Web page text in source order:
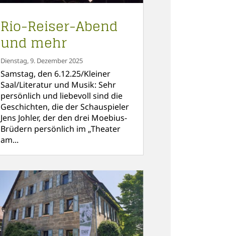
Rio-Reiser-Abend
und mehr
Dienstag, 9. Dezember 2025
Samstag, den 6.12.25/Kleiner
Saal/Literatur und Musik: Sehr
persönlich und liebevoll sind die
Geschichten, die der Schauspieler
Jens Johler, der den drei Moebius-
Brüdern persönlich im „Theater
am...